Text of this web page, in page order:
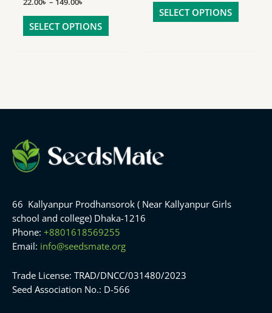
SELECT OPTIONS
SELECT OPTIONS
66 Kallyanpur Prodhansorok ( Near Kallyanpur Girls
school and college) Dhaka-1216
Phone: +8801618569255
Email: info@seedsmate.org
Trade License: TRAD/DNCC/031480/2023
Seed Association No.: D-566